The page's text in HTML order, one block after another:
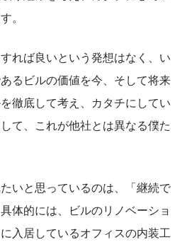
。
れば良いという発想はなく、い
るビルの価値を今、そして将来
徹底して考え、カタチにしてい
て、これが他社とは異なる僕た
いと思っているのは、「継続で
体的には、ビルのリノベーショ
入居しているオフィスの内装工